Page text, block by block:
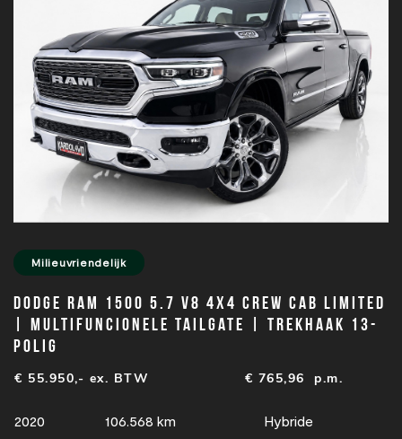
Milieuvriendelijk
Dodge Ram 1500 5.7 V8 4x4 Crew Cab Limited
| Multifuncionele tailgate | Trekhaak 13-
polig
€ 55.950,- ex. BTW € 765,96 p.m.
2020 106.568 km Hybride